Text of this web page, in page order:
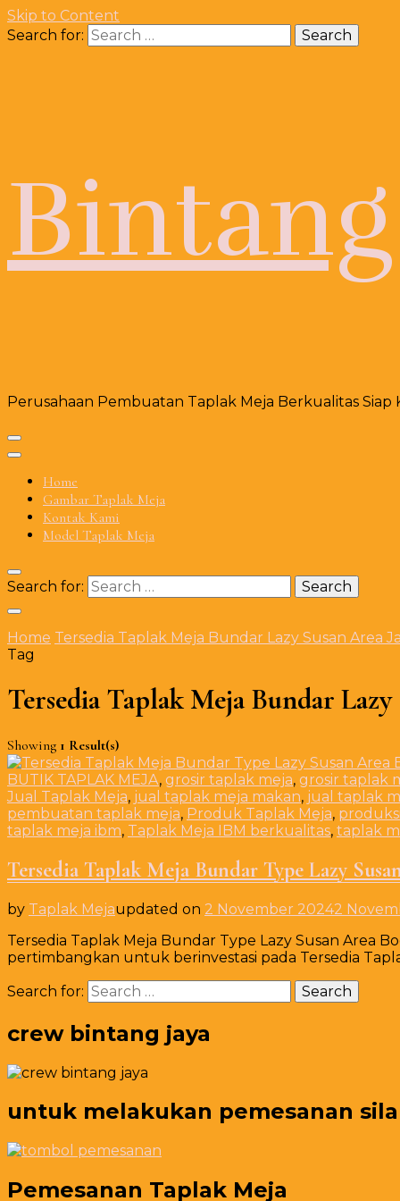
Skip to Content
Search for:
Bintang
Perusahaan Pembuatan Taplak Meja Berkualitas Siap
Home
Gambar Taplak Meja
Kontak Kami
Model Taplak Meja
Search for:
Home Tersedia Taplak Meja Bundar Lazy Susan Area
Tag
Tersedia Taplak Meja Bundar
Showing 1 Result(s)
BUTIK TAPLAK MEJA, grosir taplak meja, grosir taplak
Jual Taplak Meja, jual taplak meja makan, jual taplak
pembuatan taplak meja, Produk Taplak Meja,
taplak meja ibm, Taplak Meja IBM berkualitas, taplak
Tersedia Taplak Meja Bundar Type Lazy
by Taplak Mejaupdated on 2 November 20242
Tersedia Taplak Meja Bundar Type Lazy Susan Area
pertimbangkan untuk berinvestasi pada Tersedia
Search for:
crew bintang jaya
untuk melakukan pemesanan
Pemesanan Taplak Meja